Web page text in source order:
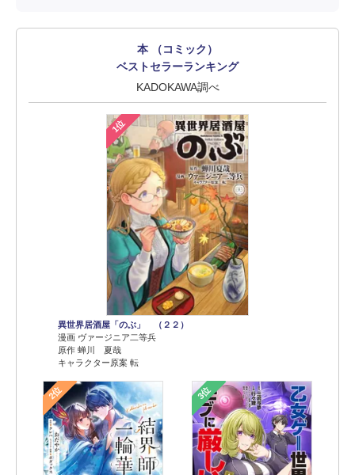
本 （コミック）
ベストセラーランキング
KADOKAWA調べ
1位
異世界居酒屋「のぶ」 （２２）
漫画 ヴァージニア二等兵
原作 蝉川 夏哉
キャラクター原案 転
2位 3位